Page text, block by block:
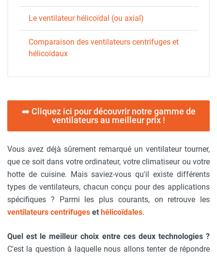
Le ventilateur hélicoïdal (ou axial)
Comparaison des ventilateurs centrifuges et
hélicoïdaux
➡️ Cliquez ici pour découvrir notre gamme de
ventilateurs au meilleur prix !
Vous avez déjà sûrement remarqué un ventilateur tourner,
que ce soit dans votre ordinateur, votre climatiseur ou votre
hotte de cuisine. Mais saviez-vous qu'il existe différents
types de ventilateurs, chacun conçu pour des applications
spécifiques ? Parmi les plus courants, on retrouve les
ventilateurs centrifuges et hélicoïdales.
Quel est le meilleur choix entre ces deux technologies ?
C'est la question à laquelle nous allons tenter de répondre